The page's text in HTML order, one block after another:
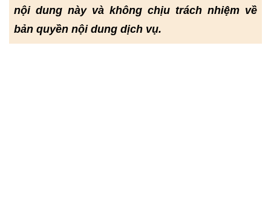
nội dung này và không chịu trách nhiệm về
bản quyền nội dung dịch vụ.